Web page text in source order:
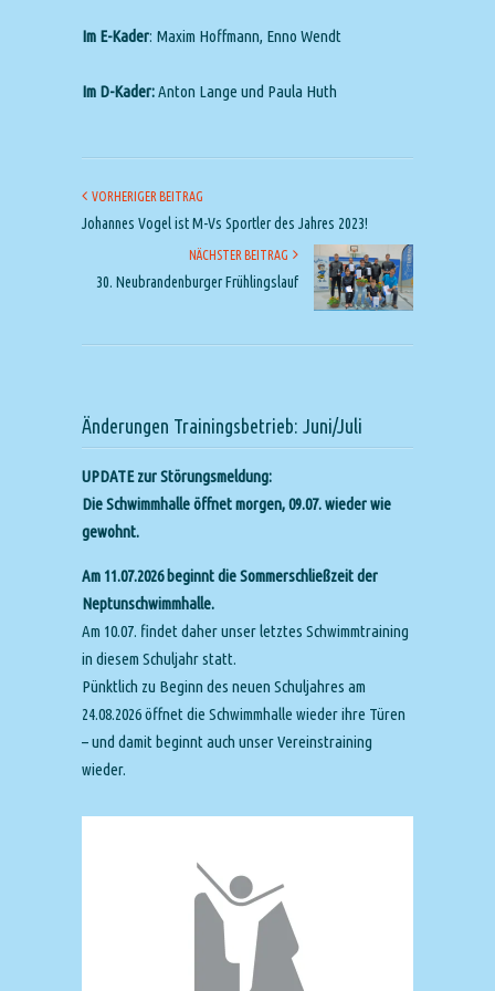
Im E-Kader: Maxim Hoffmann, Enno Wendt
Im D-Kader:Anton Lange und Paula Huth
VORHERIGER BEITRAG
Johannes Vogel ist M-Vs Sportler des Jahres 2023!
NÄCHSTER BEITRAG
30. Neubrandenburger Frühlingslauf
Änderungen Trainingsbetrieb: Juni/Juli
UPDATE zur Störungsmeldung:
Die Schwimmhalle öffnet morgen, 09.07. wieder wie
gewohnt.
Am 11.07.2026 beginnt die Sommerschließzeit der
Neptunschwimmhalle.
Am 10.07. findet daher unser letztes Schwimmtraining
in diesem Schuljahr statt.
Pünktlich zu Beginn des neuen Schuljahres am
24.08.2026 öffnet die Schwimmhalle wieder ihre Türen
– und damit beginnt auch unser Vereinstraining
wieder.